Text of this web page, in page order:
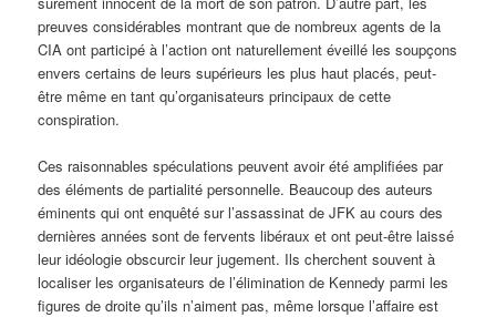
preuves considérables montrant que de nombreux agents de la
CIA ont participé à l’action ont naturellement éveillé les soupçons
envers certains de leurs supérieurs les plus haut placés, peut-
être même en tant qu’organisateurs principaux de cette
conspiration.
Ces raisonnables spéculations peuvent avoir été amplifiées par
des éléments de partialité personnelle. Beaucoup des auteurs
éminents qui ont enquêté sur l’assassinat de JFK au cours des
dernières années sont de fervents libéraux et ont peut-être laissé
leur idéologie obscurcir leur jugement. Ils cherchent souvent à
localiser les organisateurs de l’élimination de Kennedy parmi les
figures de droite qu’ils n’aiment pas, même lorsque l’affaire est